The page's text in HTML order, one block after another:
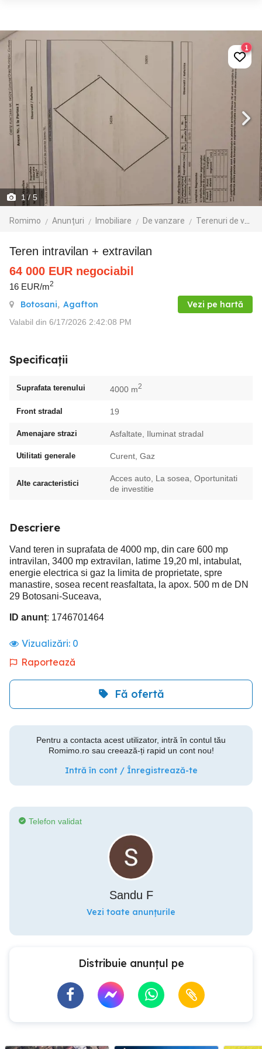
1/ 5
Romimo Anunțuri Imobiliare De vanzare Terenuri de vanzare
1
Teren intravilan + extravilan
64 000 EUR negociabil
16 EUR/m2
Botosani, Agafton Vezi pe hartă
Valabil din 6/17/2026 2:42:08 PM
Specificații
Suprafata terenului 4000 m2
Front stradal 19
Amenajare strazi Asfaltate, Iluminat stradal
Utilitati generale Curent, Gaz
Alte caracteristici
Acces auto, La sosea, Oportunitati
de investitie
Descriere
Vand teren in suprafata de 4000 mp, din care 600 mp
intravilan, 3400 mp extravilan, latime 19,20 ml, intabulat,
energie electrica si gaz la limita de proprietate, spre
manastire, sosea recent reasfaltata, la apox. 500 m de DN
29 Botosani-Suceava,
ID anunț: 1746701464
Vizualizări: 0
Raportează
Fă ofertă
Pentru a contacta acest utilizator, intră în contul tău
Romimo.ro sau creează-ți rapid un cont nou!
Intră în cont / Înregistrează-te
Telefon validat
Sandu F
Vezi toate anunțurile
Distribuie anunțul pe